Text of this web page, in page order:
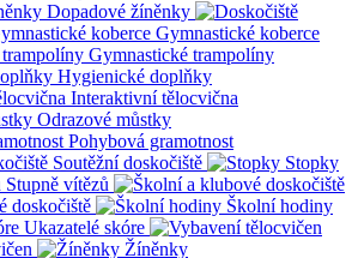
Dopadové žíněnky
Gymnastické koberce
Gymnastické trampolíny
Hygienické doplňky
Interaktivní tělocvična
Odrazové můstky
Pohybová gramotnost
Soutěžní doskočiště
Stopky
Stupně vítězů
doskočiště
Školní hodiny
Ukazatelé skóre
Žíněnky